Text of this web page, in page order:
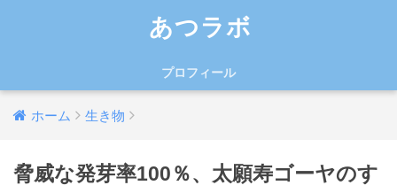
あつラボ
プロフィール
ホーム 生き物
脅威な発芽率100％、太願寿ゴーヤのす